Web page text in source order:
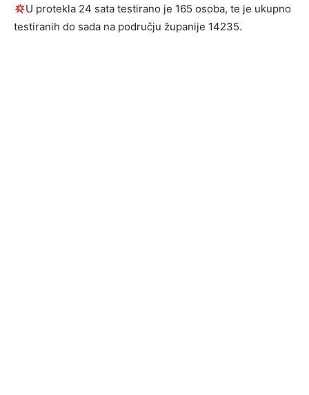
U protekla 24 sata testirano je 165 osoba, te je ukupno
testiranih do sada na području županije 14235.